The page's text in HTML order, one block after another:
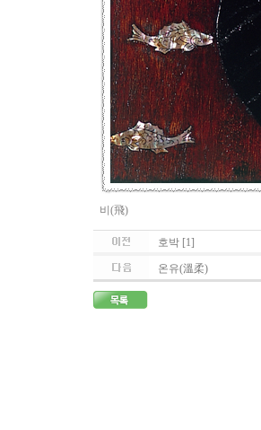
비(飛)
호박 [1]
온유(溫柔)